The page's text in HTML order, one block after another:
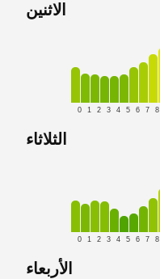
الاثنين
0 1 2 3 4 5 6 7 8
الثلاثاء
0 1 2 3 4 5 6 7 8
الأربعاء